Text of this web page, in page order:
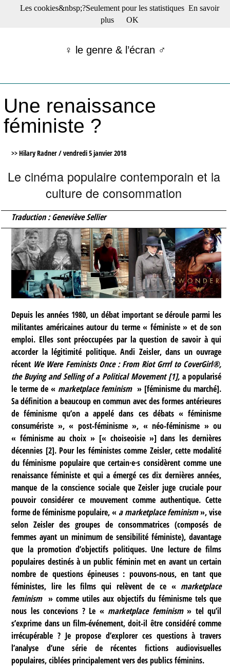
☰ Menu
Films récents
Tribunes
Archives
S’abonner à la Lettre !
♀ le genre & l’écran ♂
Une renaissance
féministe ?
>> Hilary Radner /vendredi 5 janvier 2018
Le cinéma populaire contemporain et la
culture de consommation
Traduction : Geneviève Sellier
Depuis les années 1980, un débat important se déroule parmi les
militantes américaines autour du terme « féministe » et de son
emploi. Elles sont préoccupées par la question de savoir à qui
accorder la légitimité politique. Andi Zeisler, dans un ouvrage
récent We Were Feminists Once : From Riot Grrrl to CoverGirl®,
the Buying and Selling of a Political Movement[1],a popularisé
le terme de « marketplace feminism » [féminisme du marché].
Sa définition a beaucoup en commun avec des formes antérieures
de féminisme qu’on a appelé dans ces débats « féminisme
consumériste », « post-féminisme », « néo-féminisme » ou
« féminisme au choix » [« choiseoisie »] dans les dernières
décennies [2]. Pour les féministes comme Zeisler, cette modalité
du féminisme populaire que certain·e·s considèrent comme une
renaissance féministe et qui a émergé ces dix dernières années,
manque de la conscience sociale que Zeisler juge cruciale pour
pouvoir considérer ce mouvement comme authentique. Cette
forme de féminisme populaire, « a marketplace feminism», vise
selon Zeisler des groupes de consommatrices (composés de
femmes ayant un minimum de sensibilité féministe), davantage
que la promotion d’objectifs politiques. Une lecture de films
populaires destinés à un public féminin met en avant un certain
nombre de questions épineuses : pouvons-nous, en tant que
féministes, lire les films qui relèvent de ce « marketplace
feminism » comme utiles aux objectifs du féminisme tels que
nous les concevions ? Le « marketplace feminism» tel qu’il
s’exprime dans un film-événement, doit-il être considéré comme
irrécupérable ? Je propose d’explorer ces questions à travers
l’analyse d’une série de récentes fictions audiovisuelles
populaires, ciblées principalement vers des publics féminins.
Les cookies&nbsp;?Seulement pour les statistiques En savoir
plus
OK